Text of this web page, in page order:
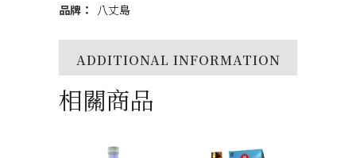
品牌：
八丈島
ADDITIONAL INFORMATION
相關商品